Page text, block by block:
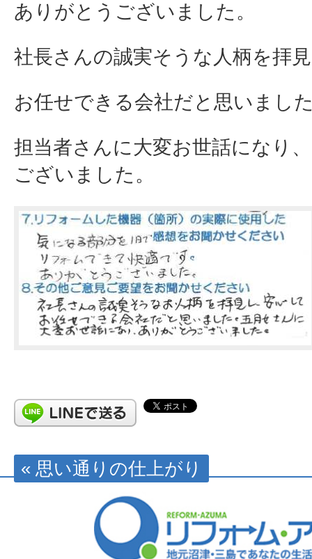
ありがとうございました。
社長さんの誠実そうな人柄を拝
お任せできる会社だと思いまし
担当者さんに大変お世話になり
ございました。
« 思い通りの仕上がり